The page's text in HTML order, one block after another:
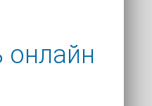
онлайн